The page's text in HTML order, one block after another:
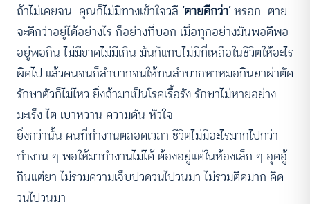
ถ้าไม่เคยจน คุณก็ไม่มีทางเข้าใจวลี ‘ตายดีกว่า’หรอก ตาย
จะดีกว่าอยู่ได้อย่างไร ก็อย่างที่บอก เมื่อทุกอย่างมันพอดีพอ
อยู่พอกิน ไม่มีขาดไม่มีเกิน มันก็แทบไม่มีที่เหลือในชีวิตให้อะไร
ผิดไป แล้วคนจนก็ลำบากจนให้ทนลำบากหาหมอกินยาผ่าตัด
รักษาตัวก็ไม่ไหว ยิ่งถ้ามาเป็นโรคเรื้อรัง รักษาไม่หายอย่าง
มะเร็ง ไต เบาหวาน ความดัน หัวใจ
ยิ่งกว่านั้น คนที่ทำงานตลอดเวลา ชีวิตไม่มีอะไรมากไปกว่า
ทำงาน ๆ พอให้มาทำงานไม่ได้ ต้องอยู่แต่ในห้องเล็ก ๆ อุดอู้
กินแต่ยา ไม่รวมความเจ็บปวดวนไปวนมา ไม่รวมติดมาก คิด
วนไปวนมา